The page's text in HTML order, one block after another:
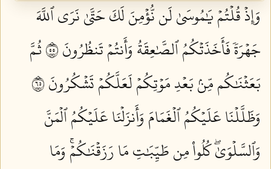
وَإِذۡ قُلۡتُمۡ يَٰمُوسَىٰ لَن نُّؤۡمِنَ لَكَ حَتَّىٰ نَرَى ٱللَّهَ
جَهۡرَةٗ فَأَخَذَتۡكُمُ ٱلصَّٰعِقَةُ وَأَنتُمۡ تَنظُرُونَ ٥٥
ثُمَّ
بَعَثۡنَٰكُم مِّنۢ بَعۡدِ مَوۡتِكُمۡ لَعَلَّكُمۡ تَشۡكُرُونَ ٥٦
وَظَلَّلۡنَا عَلَيۡكُمُ ٱلۡغَمَامَ وَأَنزَلۡنَا عَلَيۡكُمُ ٱلۡمَنَّ
وَٱلسَّلۡوَىٰۖ كُلُواْ مِن طَيِّبَٰتِ مَا رَزَقۡنَٰكُمۡۚ وَمَا